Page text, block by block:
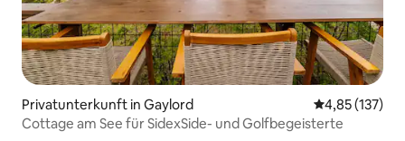
Privatunterkunft in Gaylord
4,85 (137)
Cottage am See für SidexSide- und Golfbegeisterte